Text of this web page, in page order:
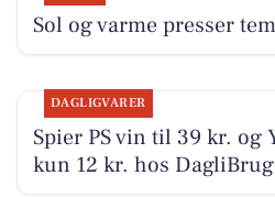
Sol og varme presser
DAGLIGVARER
Spier PS vin til 39 kr. og
kun 12 kr. hos